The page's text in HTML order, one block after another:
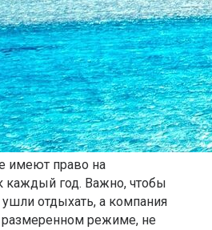
имеют право на
каждый год. Важно, чтобы
отдыхать, а компания
режиме, не